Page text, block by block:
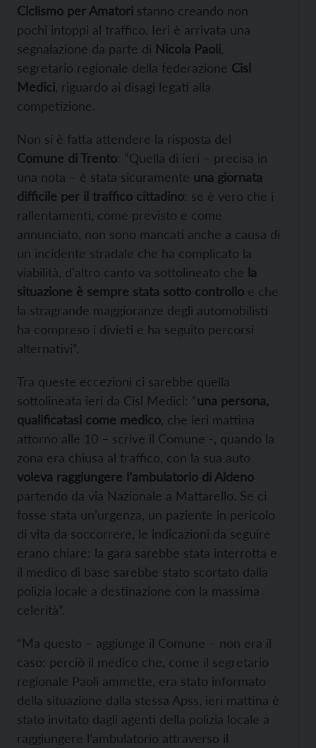
Ciclismo per Amatori stanno creando non
pochi intoppi al traffico. Ieri è arrivata una
segnalazione da parte di Nicola Paoli
segretario regionale della federazione Cisl
Medici , riguardo ai disagi legati alla
competizione.
Non si è fatta attendere la risposta del
Comune di Trento: “Quella di ieri – precisa in
una nota – è stata sicuramente una giornata
difficile per il traffico cittadino: se è vero che i
rallentamenti, come previsto e come
annunciato, non sono mancati anche a causa di
un incidente stradale che ha complicato la
viabilità, d’altro canto va sottolineato che la
situazione è sempre stata sotto controllo e che
la stragrande maggioranze degli automobilisti
ha compreso i divieti e ha seguito percorsi
alternativi”.
Tra queste eccezioni ci sarebbe quella
sottolineata ieri da Cisl Medici: “una persona,
qualificatasi come medico , che ieri mattina
attorno alle 10 – scrive il Comune -, quando la
zona era chiusa al traffico, con la sua auto
voleva raggiungere l’ambulatorio di Aldeno
partendo da via Nazionale a Mattarello. Se ci
fosse stata un’urgenza, un paziente in pericolo
di vita da soccorrere, le indicazioni da seguire
erano chiare: la gara sarebbe stata interrotta e
il medico di base sarebbe stato scortato dalla
polizia locale a destinazione con la massima
celerità”.
“Ma questo – aggiunge il Comune – non era il
caso: perciò il medico che, come il segretario
regionale Paoli ammette, era stato informato
della situazione dalla stessa Apss, ieri mattina è
stato invitato dagli agenti della polizia locale a
raggiungere l’ambulatorio attraverso il